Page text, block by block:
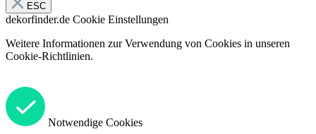
ESC
dekorfinder.de Cookie Einstellungen
Weitere Informationen zur Verwendung von Cookies in unseren
Cookie-Richtlinien.
Notwendige Cookies